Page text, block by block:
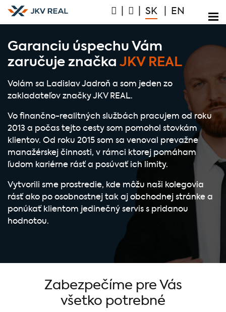
SK EN
Garanciu úspechu Vám
zaručuje značka JKV REAL
Volám sa Ladislav Jadroň a som jeden zo
zakladateľov značky JKV REAL.
Vo finančno-realitných službách pracujem od roku
2013 a počas tejto cesty som pomohol stovkám
klientov. Od roku 2015 som sa venoval prevažne
manažérskej činnosti, v rámci ktorej pomáham
ľudom kariérne rásť a posúvať ich limity.
Vytvorili sme prostredie, kde môžu naši kolegovia
rásť ako po osobnostnej tak aj obchodnej stránke a
ponúkať klientom jedinečný servis s pridanou
hodnotou.
Zabezpečíme pre Vás
všetko potrebné